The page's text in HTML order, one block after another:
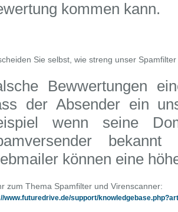
kommen kann.
Sie selbst, wie streng unser
Bewwertungen
der Absender ein
wenn seine
können eine
zum Thema Spamfilter und Virenscanner:
www.futuredrive.de/support/